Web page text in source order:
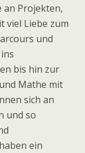
an Projekten,
viel Liebe zum
und
bis hin zur
Mathe mit
sich an
und so
ein